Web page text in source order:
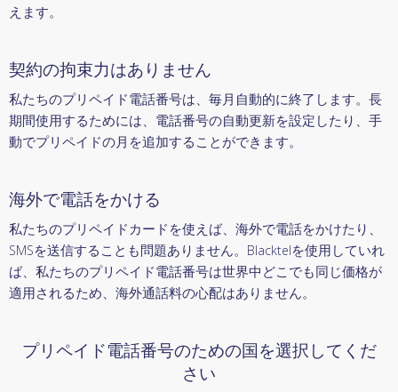
えます。
契約の拘束力はありません
私たちのプリペイド電話番号は、毎月自動的に終了します。長
期間使用するためには、電話番号の自動更新を設定したり、手
動でプリペイドの月を追加することができます。
海外で電話をかける
私たちのプリペイドカードを使えば、海外で電話をかけたり、
SMSを送信することも問題ありません。Blacktelを使用していれ
ば、私たちのプリペイド電話番号は世界中どこでも同じ価格が
適用されるため、海外通話料の心配はありません。
プリペイド電話番号のための国を選択してくだ
さい